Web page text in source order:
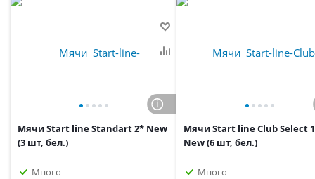
Мячи Start line Standart 2* New
(3 шт, бел.)
Много
Мячи Start line Club Select
New (6 шт, бел.)
Много